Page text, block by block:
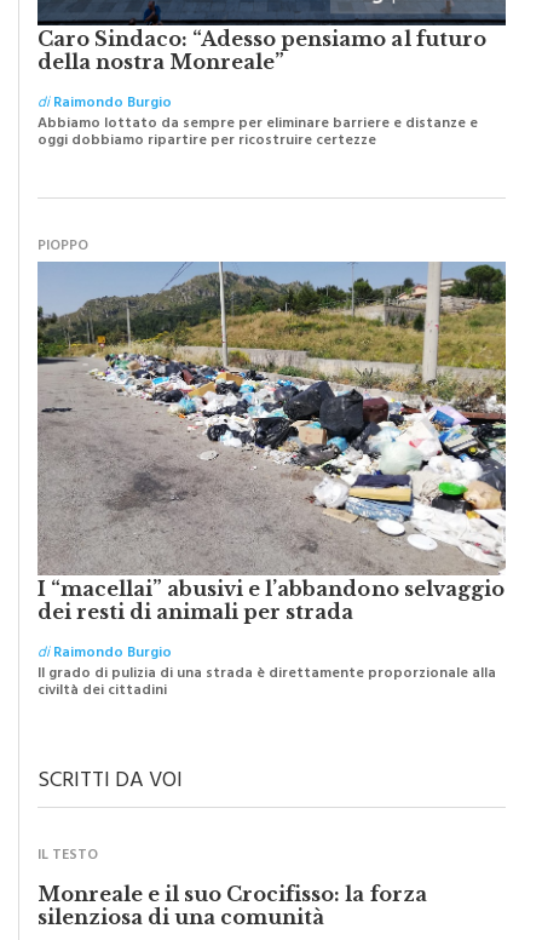
Caro Sindaco: “Adesso pensiamo al futuro
della nostra Monreale”
diRaimondo Burgio
Abbiamo lottato da sempre per eliminare barriere e distanze e
oggi dobbiamo ripartire per ricostruire certezze
PIOPPO
I “macellai” abusivi e l’abbandono selvaggio
dei resti di animali per strada
diRaimondo Burgio
Il grado di pulizia di una strada è direttamente proporzionale alla
civiltà dei cittadini
SCRITTI DA VOI
IL TESTO
Monreale e il suo Crocifisso: la forza
silenziosa di una comunità